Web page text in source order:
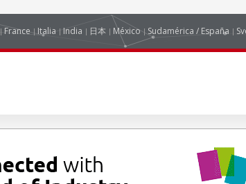
France Italia India 日本 México Sudamérica / España